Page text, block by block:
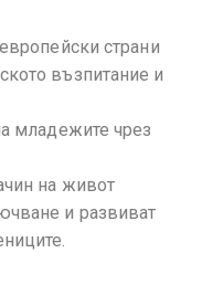
страни
възпитание и
младежите чрез
на живот
и развиват